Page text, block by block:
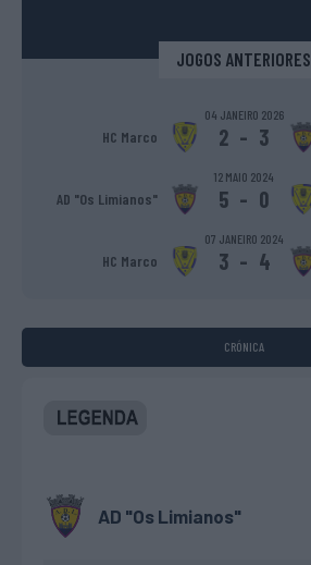
JOGOS ANTERIORES
04 JANEIRO 2026
HC Marco 2 - 3
12 MAIO 2024
AD "Os Limianos" 5 - 0
07 JANEIRO 2024
HC Marco 3 - 4
CRÓNICA
AD "Os Limianos"